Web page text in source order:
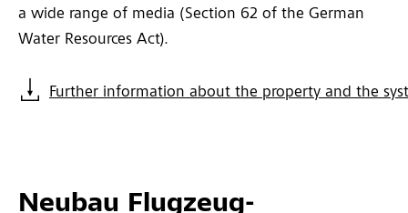
a wide range of media (Section 62 of the German
Water Resources Act).
Further information about the property and the
Neubau Flugzeug-